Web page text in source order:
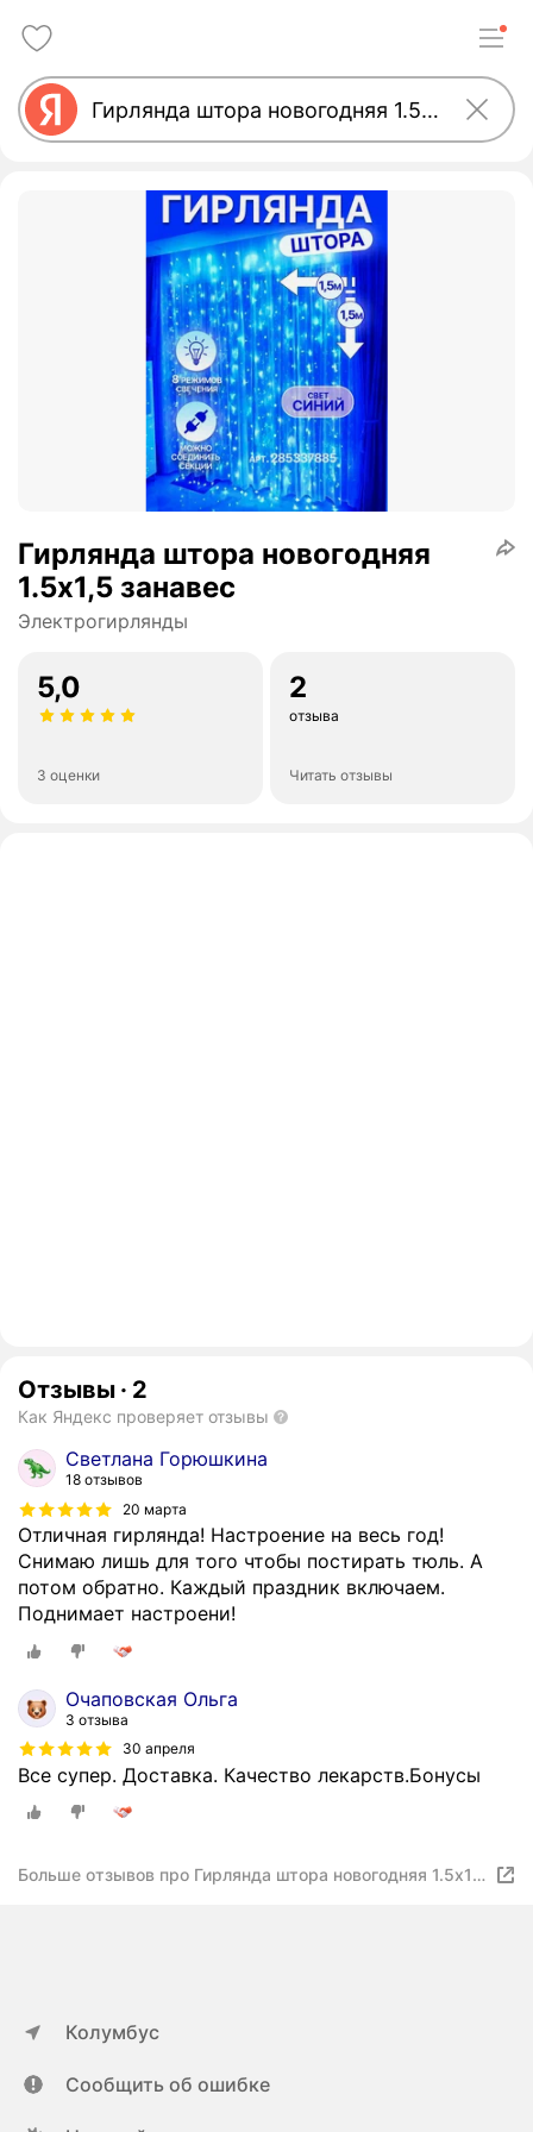
Гирлянда штора новогодняя
1.5х1,5 занавес
Электрогирлянды
5,0
3 оценки
2
отзыва
Читать отзывы
Отзывы · 2
Как Яндекс проверяет отзывы
Светлана Горюшкина
18 отзывов
20 марта
Отличная гирлянда! Настроение на весь год!
Снимаю лишь для того чтобы постирать тюль. А
потом обратно. Каждый праздник включаем.
Поднимает настроени!
Очаповская Ольга
3 отзыва
30 апреля
Все супер. Доставка. Качество лекарств.Бонусы
Больше отзывов про Гирлянда штора новогодняя 1.5х1,5
Колумбус
Сообщить об ошибке